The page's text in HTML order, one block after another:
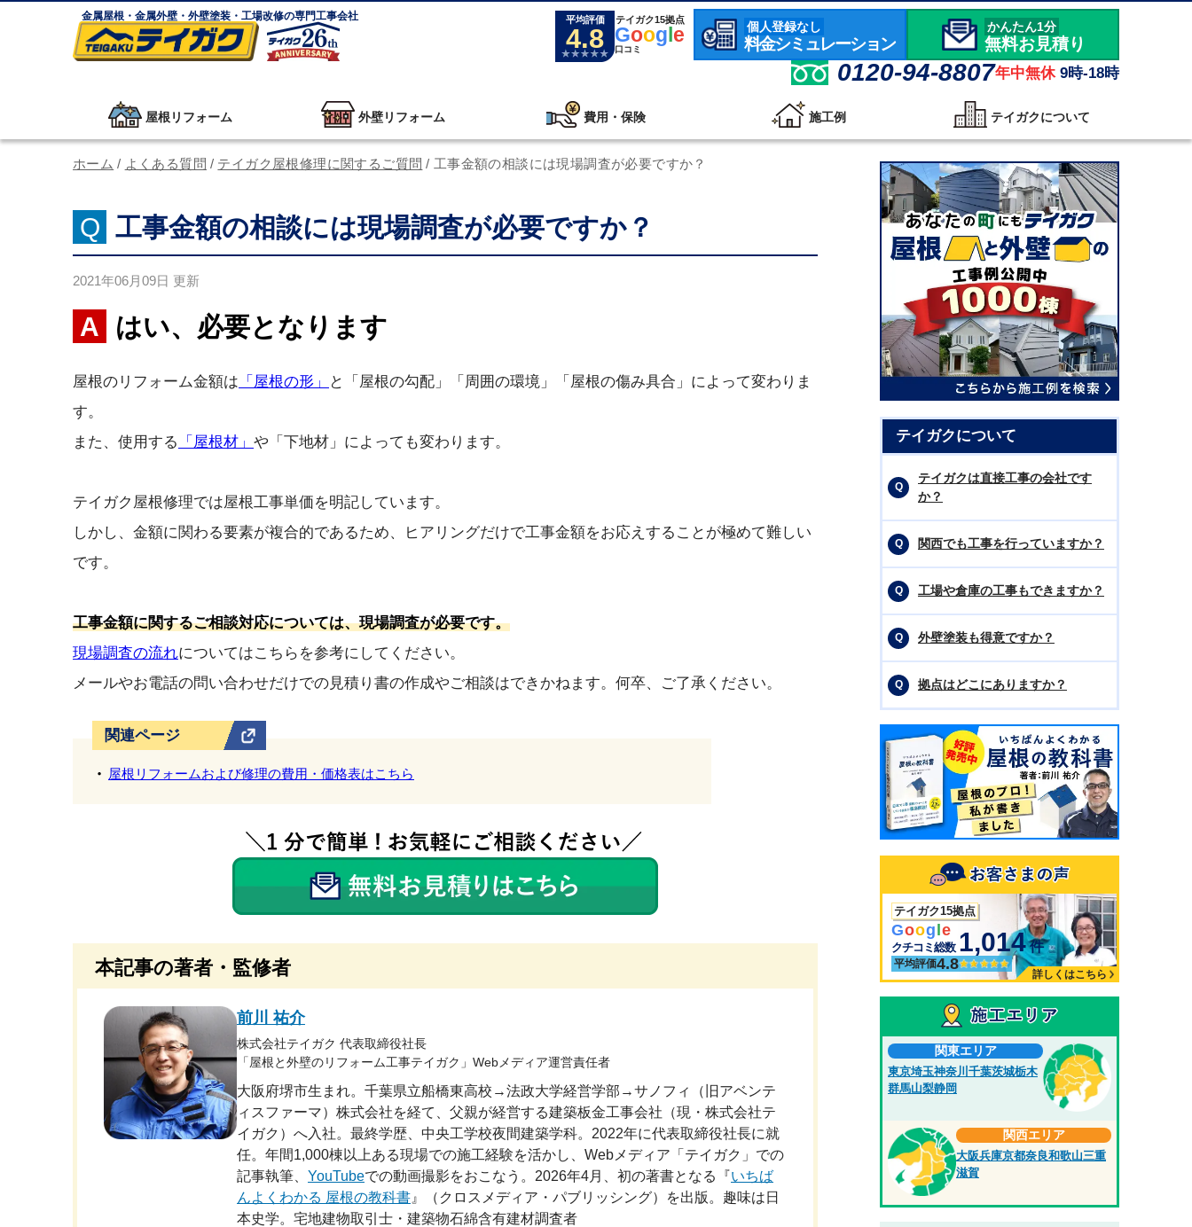
金属屋根・金属外壁・外壁塗装・工場改修の専門工事会社 平均評価
4.8
テイガク15拠点
Google
口コミ
個人登録なし
料金シミュレーション
かんたん1分
無料お見積り
0120-94-8807年中無休 9時-18時
屋根リフォーム 外壁リフォーム 費用・保険 施工例 テイガクについて
ホーム / よくある質問 / テイガク屋根修理に関するご質問 / 工事金額の相談には現場調査が必要ですか？
工事金額の相談には現場調査が必要ですか？
2021年06月09日 更新
はい、必要となります
屋根のリフォーム金額は 「屋根の形」
と「屋根の勾配」「周囲の環境」「屋根の傷み具合」によって変わりま
す。
また、使用する
「屋根材」 や「下地材」によっても変わります。
テイガク屋根修理では屋根工事単価を明記しています。
しかし、金額に関わる要素が複合的であるため、ヒアリングだけで工事金額をお応えすることが極めて難しい
です。
工事金額に関するご相談対応については、現場調査が必要です。
現場調査の流れについてはこちらを参考にしてください。
メールやお電話の問い合わせだけでの見積り書の作成やご相談はできかねます。何卒、ご了承ください。
関連ページ
屋根リフォームおよび修理の費用・価格表はこちら
本記事の著者・監修者
前川 祐介
株式会社テイガク 代表取締役社長
「屋根と外壁のリフォーム工事テイガク」Webメディア運営責任者
大阪府堺市生まれ。千葉県立船橋東高校→法政大学経営学部→サノフィ（旧アベンテ
ィスファーマ）株式会社を経て、父親が経営する建築板金工事会社（現・株式会社テ
イガク）へ入社。最終学歴、中央工学校夜間建築学科。2022年に代表取締役社長に就
任。年間1,000棟以上ある現場での施工経験を活かし、Webメディア「テイガク」での
記事執筆、 YouTubeでの動画撮影をおこなう。2026年4月、初の著書となる『いちば
んよくわかる 屋根の教科書 』（クロスメディア・パブリッシング）を出版。趣味は日
本史学。宅地建物取引士・建築物石綿含有建材調査者
テイガクについて
テイガクは直接工事の会社です
か？
関西でも工事を行っていますか？
工場や倉庫の工事もできますか？
外壁塗装も得意ですか？
拠点はどこにありますか？
テイガク15拠点
Goog le
クチコミ総数 1,014 件
平均評価4.8
詳しくはこちら
関東エリア
東京埼玉神奈川 千葉茨城栃木
群馬山梨静岡
関西エリア
大阪兵庫京都奈良和歌山三重
滋賀